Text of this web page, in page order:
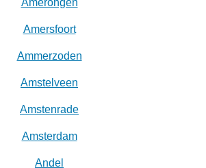
Amerongen
Amersfoort
Ammerzoden
Amstelveen
Amstenrade
Amsterdam
Andel